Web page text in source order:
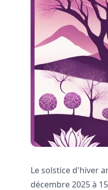
Le solstice d'hiver
décembre 2025 à